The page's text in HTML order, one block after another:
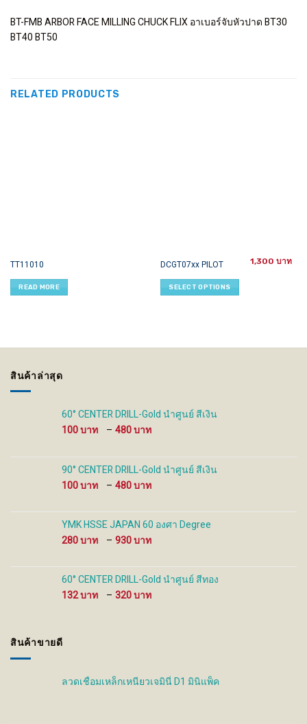
BT-FMB ARBOR FACE MILLING CHUCK FLIX อาเบอร์จับหัวปาด BT30
BT40 BT50
RELATED PRODUCTS
TT11010
READ MORE
DCGT07xx PILOT 1,300
SELECT OPTIONS
This
product
has
product
สินค้าล่าสุด
60° CENTER DRILL-Gold นำศูนย์ สีเงิน
100
– 480
100 ฿
through
480 ฿
90° CENTER DRILL-Gold นำศูนย์ สีเงิน
100
– 480
100 ฿
through
YMK HSSE JAPAN 60 องศา Degree
280
– 930
280 ฿
through
930 ฿
60° CENTER DRILL-Gold นำศูนย์ สีทอง
132
– 320
สินค้าขายดี
ลวดเชื่อมเหล็กเหนียวเจมินี่ D1 มินิแพ็ค